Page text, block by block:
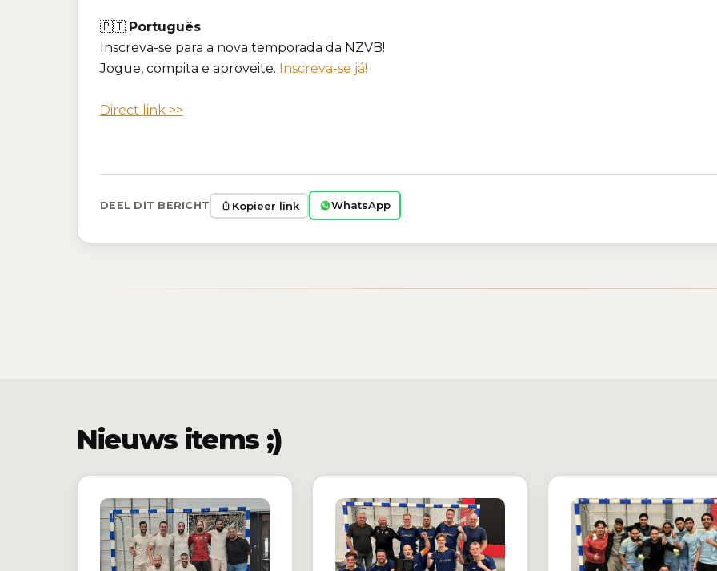
🇵🇹 Português
Inscreva-se para a nova temporada da NZVB!
Jogue, compita e aproveite. Inscreva-se já!
Direct link >>
DEEL DIT BERICHT Kopieer link WhatsApp
Nieuws items ;)